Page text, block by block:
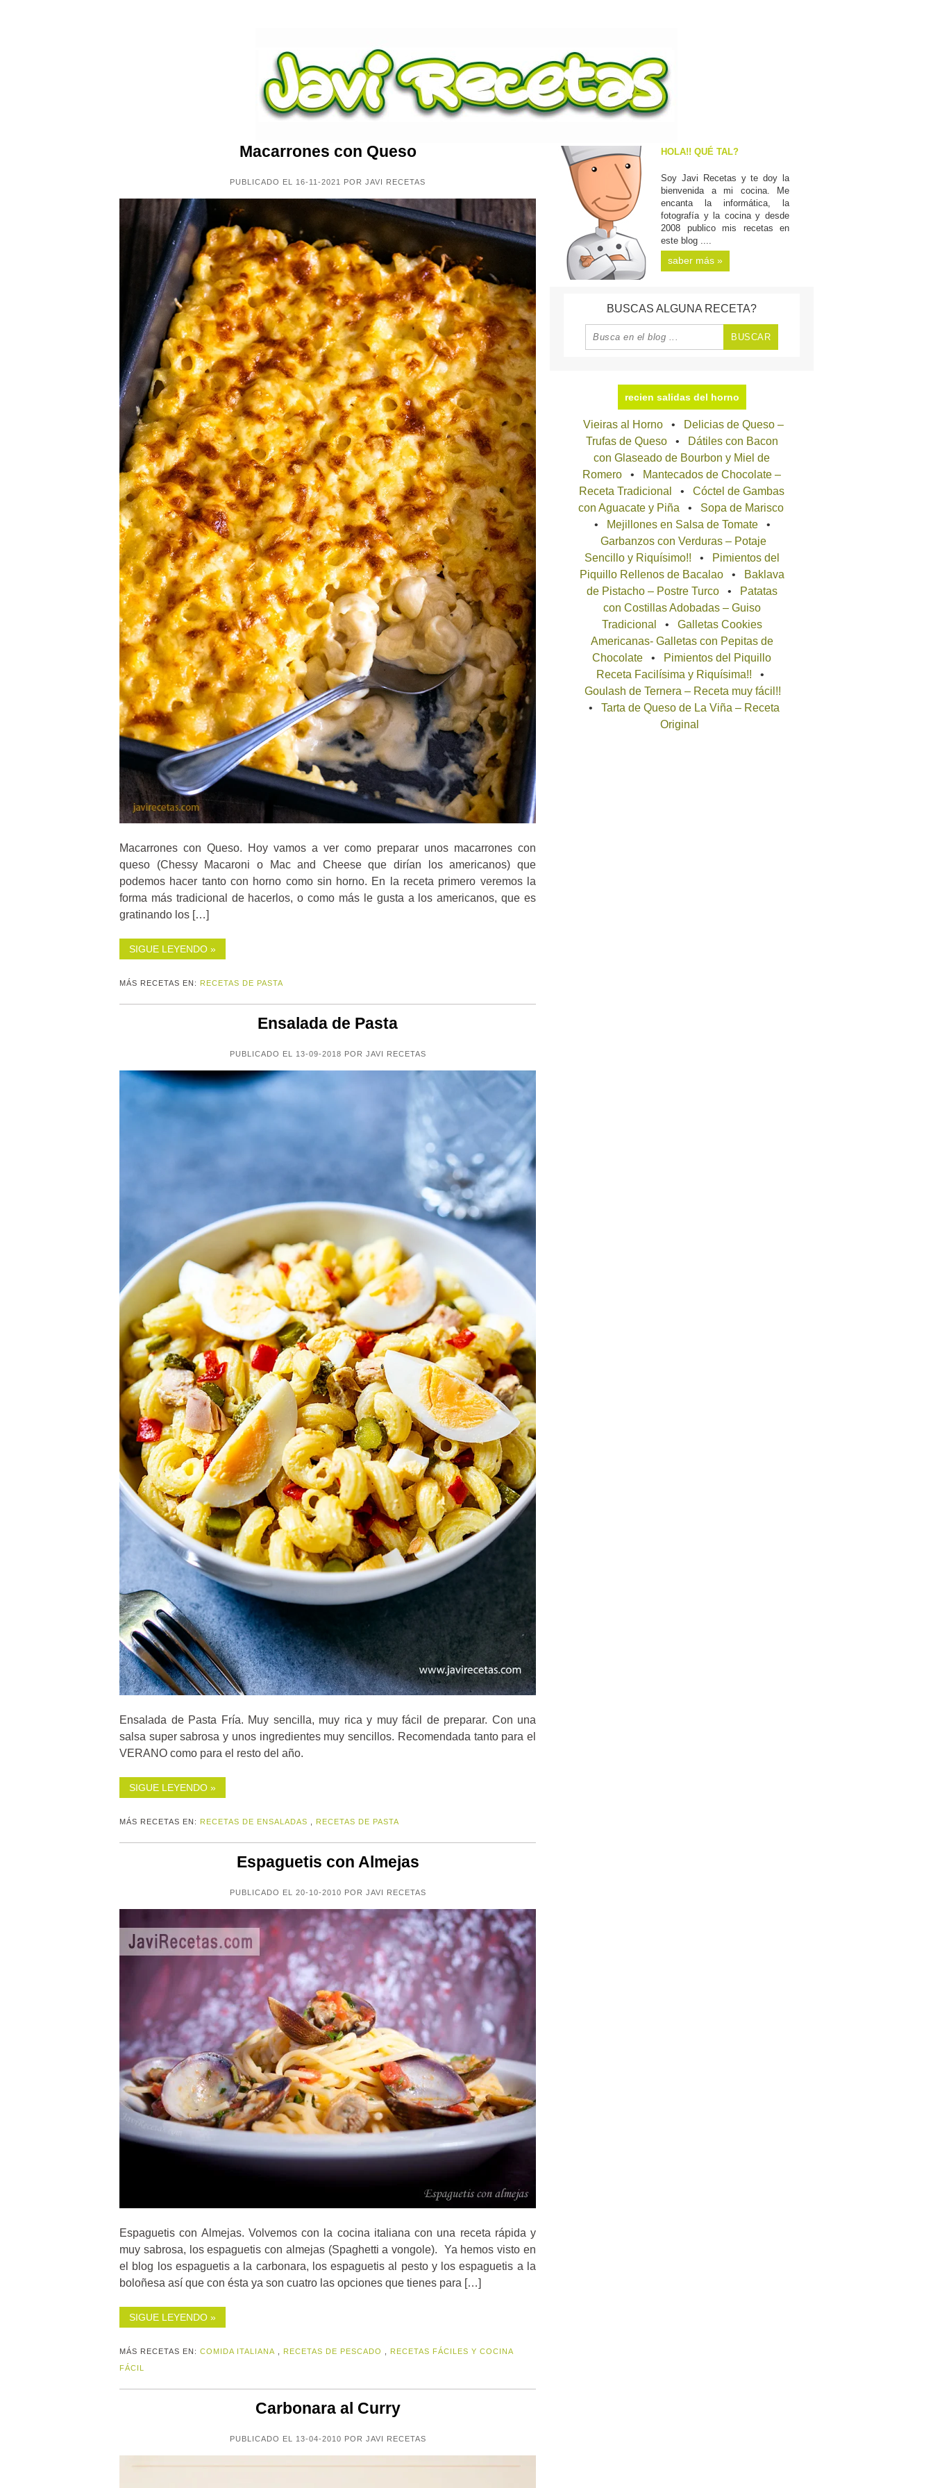
Macarrones con Queso
PUBLICADO EL 16-11-2021 POR JAVI RECETAS
Macarrones con Queso. Hoy vamos a ver como preparar unos macarrones con
queso (Chessy Macaroni o Mac and Cheese que dirían los americanos) que
podemos hacer tanto con horno como sin horno. En la receta primero veremos la
forma más tradicional de hacerlos, o como más le gusta a los americanos, que es
gratinando los […]
SIGUE LEYENDO »
MÁS RECETAS EN: RECETAS DE PASTA
Ensalada de Pasta
PUBLICADO EL 13-09-2018 POR JAVI RECETAS
Ensalada de Pasta Fría. Muy sencilla, muy rica y muy fácil de preparar. Con una
salsa super sabrosa y unos ingredientes muy sencillos. Recomendada tanto para el
VERANO como para el resto del año.
SIGUE LEYENDO »
MÁS RECETAS EN: RECETAS DE ENSALADAS RECETAS DE PASTA
Espaguetis con Almejas
PUBLICADO EL 20-10-2010 POR JAVI RECETAS
Espaguetis con Almejas. Volvemos con la cocina italiana con una receta rápida y
muy sabrosa, los espaguetis con almejas (Spaghetti a vongole). Ya hemos visto en
el blog los espaguetis a la carbonara, los espaguetis al pesto y los espaguetis a la
boloñesa así que con ésta ya son cuatro las opciones que tienes para […]
SIGUE LEYENDO »
MÁS RECETAS EN: COMIDA ITALIANA RECETAS DE PESCADO
RECETAS FÁCILES Y COCINA
FÁCIL
Carbonara al Curry
PUBLICADO EL 13-04-2010 POR JAVI RECETAS
HOLA!! QUÉ TAL?
Soy Javi Recetas y te doy la
bienvenida a mi cocina. Me
encanta la informática, la
fotografía y la cocina y desde
2008 publico mis recetas en
este blog ....
saber más »
BUSCAS ALGUNA RECETA?
recien salidas del horno
Vieiras al Horno
Delicias de Queso –
Trufas de Queso
Dátiles con Bacon
con Glaseado de Bourbon y Miel de
Romero
Mantecados de Chocolate –
Receta Tradicional
Cóctel de Gambas
con Aguacate y Piña
Sopa de Marisco
Mejillones en Salsa de Tomate
Garbanzos con Verduras – Potaje
Sencillo y Riquísimo!!
Pimientos del
Piquillo Rellenos de Bacalao
Baklava
de Pistacho – Postre Turco
Patatas
con Costillas Adobadas – Guiso
Tradicional
Galletas Cookies
Americanas- Galletas con Pepitas de
Chocolate
Pimientos del Piquillo
Receta Facilísima y Riquísima!!
Goulash de Ternera – Receta muy fácil!!
Tarta de Queso de La Viña – Receta
Original